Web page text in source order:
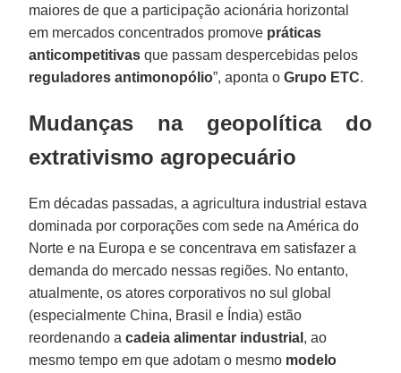
maiores de que a participação acionária horizontal
em mercados concentrados promove práticas
anticompetitivas que passam despercebidas pelos
reguladores antimonopólio”, aponta oGrupo ETC.
Mudanças na geopolítica do
extrativismo agropecuário
Em décadas passadas, a agricultura industrial estava
dominada por corporações com sede na América do
Norte e na Europa e se concentrava em satisfazer a
demanda do mercado nessas regiões. No entanto,
atualmente, os atores corporativos no sul global
(especialmente China, Brasil e Índia) estão
reordenando acadeia alimentar industrial , ao
mesmo tempo em que adotam o mesmo modelo